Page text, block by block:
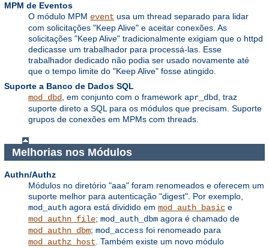
MPM de Eventos
O módulo MPM event usa um thread separado para lidar
com solicitações "Keep Alive" e aceitar conexões. As
solicitações "Keep Alive" tradicionalmente exigiam que o httpd
dedicasse um trabalhador para processá-las. Esse
trabalhador dedicado não podia ser usado novamente até
que o tempo limite do "Keep Alive" fosse atingido.
Suporte a Banco de Dados SQL
mod_dbd
, em conjunto com o framework apr_dbd
, traz
suporte direto a SQL para os módulos que precisam. Suporte
grupos de conexões em MPMs com threads.
Melhorias nos Módulos
Authn/Authz
Módulos no diretório "aaa" foram renomeados e oferecem um
suporte melhor para autenticação "digest". Por exemplo,
mod_auth agora está dividido em mod_auth_basic e
mod_authn_file; mod_auth_dbm agora é chamado de
mod_authn_dbm; mod_access foi renomeado para
mod_authz_host. Também existe um novo módulo